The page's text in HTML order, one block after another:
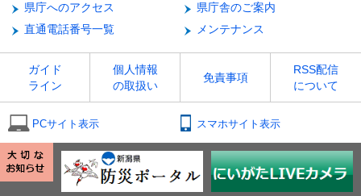
県庁へのアクセス
県庁舎のご案内
直通電話番号一覧
メンテナンス
ガイド
ライン
個人情報
の取扱い
免責事項
RSS配信
について
PCサイト表示 スマホサイト表示